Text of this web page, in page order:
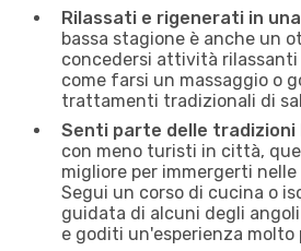
Rilassati e rigenerati in
bassa stagione è anche un
concedersi attività rilassanti
come farsi un massaggio o
trattamenti tradizionali di
Senti parte delle tradizioni
con meno turisti in città,
migliore per immergerti
Segui un corso di cucina o
guidata di alcuni degli
e goditi un'esperienza molto